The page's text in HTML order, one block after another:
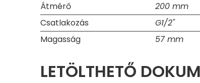
Átmérő
200 mm
Csatlakozás
G1/2"
Magasság
57 mm
LETÖLTHETŐ